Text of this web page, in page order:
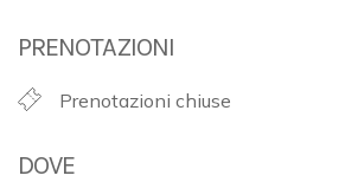
PRENOTAZIONI
Prenotazioni chiuse
DOVE